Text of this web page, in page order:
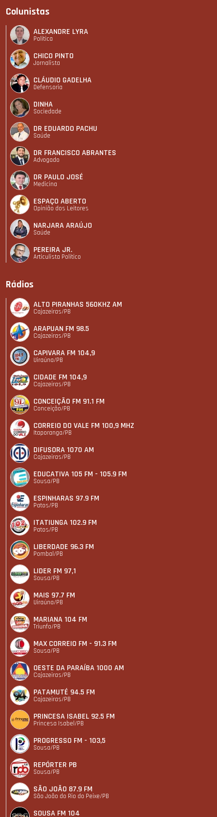
Colunistas
ALEXANDRE LYRA
Política
CHICO PINTO
Jornalista
CLÁUDIO GADELHA
Defensoria
DINHA
Sociedade
DR EDUARDO PACHU
Saúde
DR FRANCISCO ABRANTES
Advogado
DR PAULO JOSÉ
Medicina
ESPAÇO ABERTO
Opinião dos Leitores
NARJARA ARAÚJO
Saúde
PEREIRA JR.
Articulista Polí­tico
Rádios
ALTO PIRANHAS 560KHZ AM
Cajazeiras/PB
ARAPUAN FM 98.5
Cajazeiras/PB
CAPIVARA FM 104,9
Uiraúna/PB
CIDADE FM 104,9
Cajazeiras/PB
CONCEIÇÃO FM 91.1 FM
Conceição/PB
CORREIO DO VALE FM 100,9 MHZ
Itaporanga/PB
DIFUSORA 1070 AM
Cajazeiras/PB
EDUCATIVA 105 FM - 105.9 FM
Sousa/PB
ESPINHARAS 97.9 FM
Patos/PB
ITATIUNGA 102.9 FM
Patos/PB
LIBERDADE 96.3 FM
Pombal/PB
LIDER FM 97,1
Sousa/PB
MAIS 97.7 FM
Uiraúna/PB
MARIANA 104 FM
Triunfo/PB
MAX CORREIO FM - 91.3 FM
Sousa/PB
OESTE DA PARAÍBA 1000 AM
Cajazeiras/PB
PATAMUTÉ 94.5 FM
Cajazeiras/PB
PRINCESA ISABEL 92.5 FM
Princesa Isabel/PB
PROGRESSO FM - 103,5
Sousa/PB
REPÓRTER PB
Sousa/PB
SÃO JOÃO 87.9 FM
São João do Rio do Peixe/PB
SOUSA FM 104